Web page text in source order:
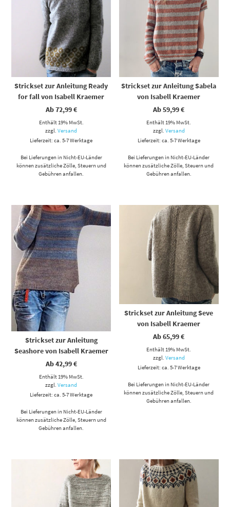
Strickset zur Anleitung Ready
for fall von Isabell Kraemer
Ab72,99€
Enthält 19% MwSt.
zzgl.Versand
Lieferzeit: ca. 5-7 Werktage
Bei Lieferungen in Nicht-EU-Länder
können zusätzliche Zölle, Steuern und
Gebühren anfallen.
Strickset zur Anleitung Sabela
von Isabell Kraemer
Ab59,99€
Enthält 19% MwSt.
zzgl. Versand
Lieferzeit: ca. 5-7 Werktage
Bei Lieferungen in Nicht-EU-Länder
können zusätzliche Zölle, Steuern und
Gebühren anfallen.
Dieses Produkt weist mehrere Varianten auf. Die Optionen können auf der Produktseite gewählt werden
Strickset zur Anleitung
Seashore von Isabell Kraemer
Ab42,99€
Enthält 19% MwSt.
zzgl.Versand
Lieferzeit: ca. 5-7 Werktage
Bei Lieferungen in Nicht-EU-Länder
können zusätzliche Zölle, Steuern und
Gebühren anfallen.
Dieses Produkt weist mehrere Varianten auf. Die Optionen können auf der Produktseite gewählt werden
Strickset zur Anleitung Seve
von Isabell Kraemer
Ab65,99€
Enthält 19% MwSt.
zzgl. Versand
Lieferzeit: ca. 5-7 Werktage
Bei Lieferungen in Nicht-EU-Länder
können zusätzliche Zölle, Steuern und
Gebühren anfallen.
Dieses Produkt weist mehrere Varianten auf. Die Optionen können auf der Produktseite gewählt werden Dieses Produkt weist mehrere Varianten auf. Die Optionen können auf der Produktseite gewählt werden